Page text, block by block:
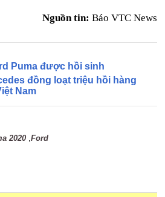
Nguồn tin: Báo VTC News
Puma được hồi sinh
đồng loạt triệu hồi hàng
Nam
2020 ,Ford